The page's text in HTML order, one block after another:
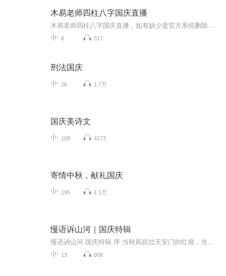
木易老师四柱八字国庆直播
8 517
刑法国庆
26 1.7万
国庆美诗文
108 4173
寄情中秋，献礼国庆
195 1.1万
慢语诉山河｜国庆特辑
13 808